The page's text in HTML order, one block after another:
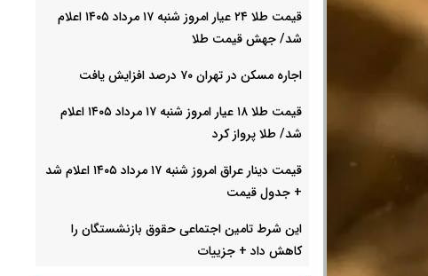
قیمت طلا ۲۴ عیار امروز شنبه ۱۷ مرداد ۱۴۰۵ اعلام
شد/ جهش قیمت طلا
اجاره مسکن در تهران ۷۰ درصد افزایش یافت
قیمت طلا ۱۸ عیار امروز شنبه ۱۷ مرداد ۱۴۰۵ اعلام
شد/ طلا پرواز کرد
قیمت دینار عراق امروز شنبه ۱۷ مرداد ۱۴۰۵ اعلام شد
+ جدول قیمت
این شرط تامین اجتماعی حقوق بازنشستگان را
کاهش داد + جزییات